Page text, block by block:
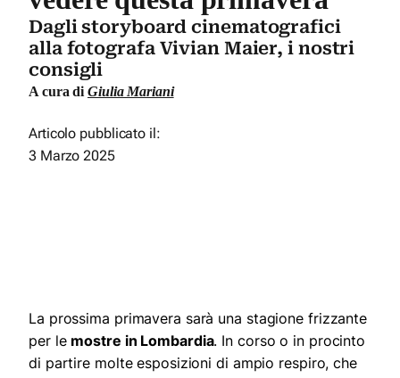
Dagli storyboard cinematografici
alla fotografa Vivian Maier, i nostri
consigli
A cura diGiulia Mariani
Articolo pubblicato il:
3 Marzo 2025
La prossima primavera sarà una stagione frizzante
per le mostre in Lombardia. In corso o in procinto
di partire molte esposizioni di ampio respiro, che